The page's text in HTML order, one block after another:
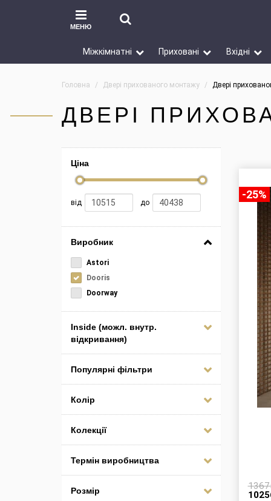
МЕНЮ
Міжкімнатні Приховані Вхідні
Головна Двері прихованого монтажу Двері
ДВЕРІ
Ціна
від до
Виробник
Astori
Dooris
Doorway
Inside (можл. внутр.
відкривання)
Популярні фільтри
Колір
Колекції
Термін виробництва
Розмір
-25%
-25%